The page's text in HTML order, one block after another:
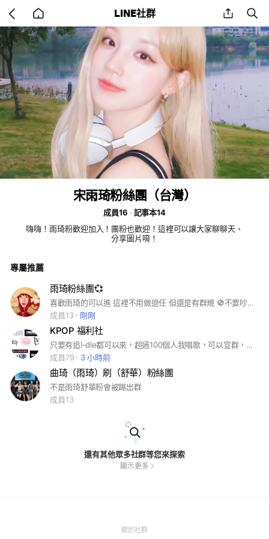
back
to
home
LINE社群 share
宋雨琦粉絲團（台灣）
成員16
記事本14
嗨嗨！雨琦粉歡迎加入！團粉也歡迎！這裡可以讓大家聊聊天、
分享圖片唷！
專屬推薦
雨琦粉絲團💞
喜歡雨琦的可以進 這裡不用做退任 但還是有群規 🚫不要吵架 🚫不要玩門 #雨琦#追星#idle
成員13
剛剛
KPOP 福利社
只要有追I-dle都可以來，超過100個人我唱歌，可以宣群，如果是新人的話進來請先幫我看一下記事本，這裡的規定是不吵架、不罵髒話，這裡可以釋放壓力 然後每天都會舉辦投票看要送誰的圖，大家記得要投票喔 然後進來如果總管沒有『/自介單』請你自己打 謝謝🙏
成員79
3 小時前
曲琦（雨琦）刷（舒華）粉絲團
不是雨琦舒華粉會被踢出群
成員13
還有其他眾多社群等您來探索
顯示更多
關於社群(Open